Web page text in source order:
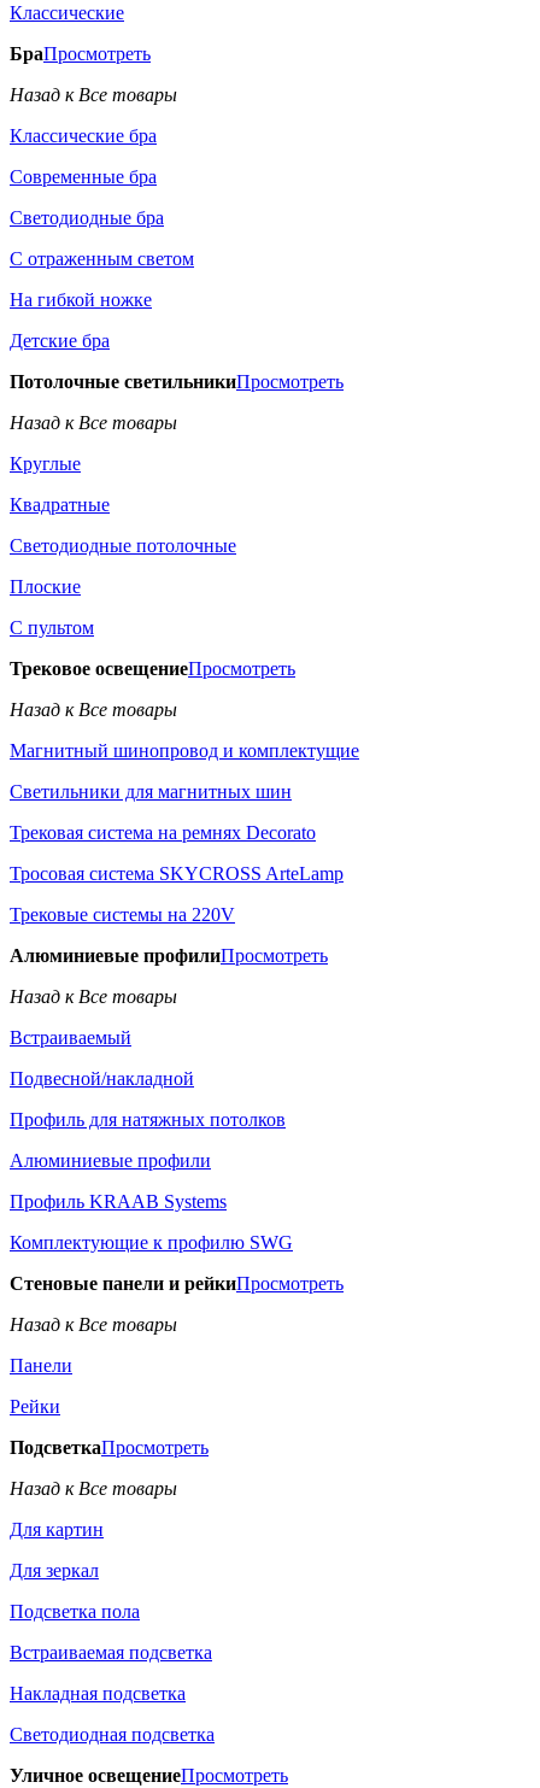
Классические
БраПросмотреть
Назад к Все товары
Классические бра
Современные бра
Светодиодные бра
С отраженным светом
На гибкой ножке
Детские бра
Потолочные светильникиПросмотреть
Назад к Все товары
Круглые
Квадратные
Светодиодные потолочные
Плоские
С пультом
Трековое освещениеПросмотреть
Назад к Все товары
Магнитный шинопровод и комплектущие
Светильники для магнитных шин
Трековая система на ремнях Decorato
Тросовая система SKYCROSS ArteLamp
Трековые системы на 220V
Алюминиевые профилиПросмотреть
Назад к Все товары
Встраиваемый
Подвесной/накладной
Профиль для натяжных потолков
Алюминиевые профили
Профиль KRAAB Systems
Комплектующие к профилю SWG
Стеновые панели и рейкиПросмотреть
Назад к Все товары
Панели
Рейки
ПодсветкаПросмотреть
Назад к Все товары
Для картин
Для зеркал
Подсветка пола
Встраиваемая подсветка
Накладная подсветка
Светодиодная подсветка
Уличное освещениеПросмотреть